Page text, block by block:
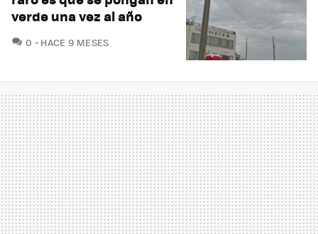
verde una vez al año
0 COMENTARIOS
HACE 9 MESES